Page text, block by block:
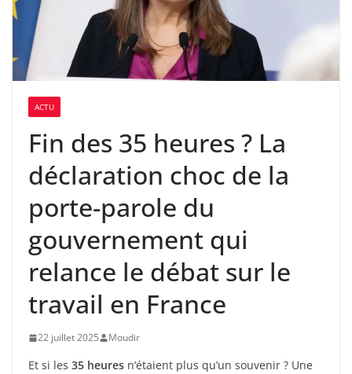
ACTU
Fin des 35 heures ? La
déclaration choc de la
porte-parole du
gouvernement qui
relance le débat sur le
travail en France
22 juillet 2025 Moudir
Et si les 35 heures n’étaient plus qu’un souvenir ? Une